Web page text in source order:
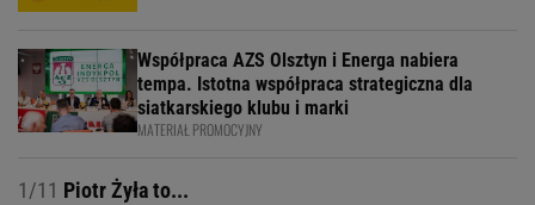
Współpraca AZS Olsztyn i Energa nabiera
tempa. Istotna współpraca strategiczna dla
siatkarskiego klubu i marki
MATERIAŁ PROMOCYJNY
1/11 Piotr Żyła to...